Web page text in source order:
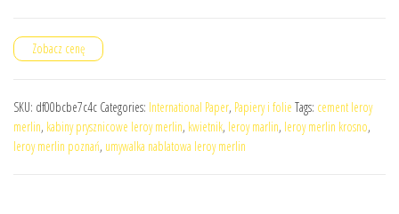
Zobacz cenę
SKU: df00bcbe7c4c Categories: International Paper, Papiery i folie Tags: cement leroy
merlin, kabiny prysznicowe leroy merlin, kwietnik, leroy marlin, leroy merlin krosno,
leroy merlin poznań, umywalka nablatowa leroy merlin